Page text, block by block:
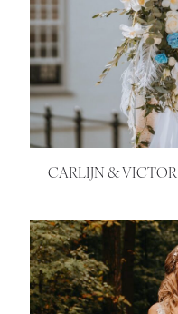
CARLIJN & VICTOR